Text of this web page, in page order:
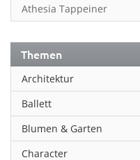
Athesia Tappeiner
Themen
Architektur
Ballett
Blumen & Garten
Character